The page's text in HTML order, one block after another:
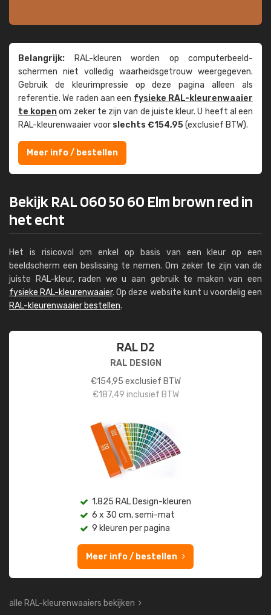
Belangrijk: RAL-kleuren worden op computer­beeld­
schermen niet volledig waarheids­­getrouw weer­gegeven.
Gebruik de kleur­impressie op deze pagina alleen als
referentie. We raden aan een fysieke RAL-kleuren­waaier
te kopenom zeker te zijn van de juiste kleur. U heeft al een
RAL-kleuren­waaier voor slechts €154,95(exclusief BTW).
Meer info / bestellen
Bekijk RAL 060 50 60 Elm brown red in
het echt
Het is risicovol om enkel op basis van een kleur op een
beeldscherm een beslissing te nemen. Om zeker te zijn van de
juiste RAL-kleur, raden we u aan gebruik te maken van een
fysieke RAL-kleurenwaaier. Op deze website kunt u voordelig een
RAL-kleurenwaaier bestellen.
RAL D2
RAL DESIGN
€154,95 exclusief BTW
€187,49 inclusief BTW
1.825 RAL Design-kleuren
6 x 30 cm, semi-mat
9 kleuren per pagina
Meer info / bestellen
alle RAL-kleurenwaaiers bekijken